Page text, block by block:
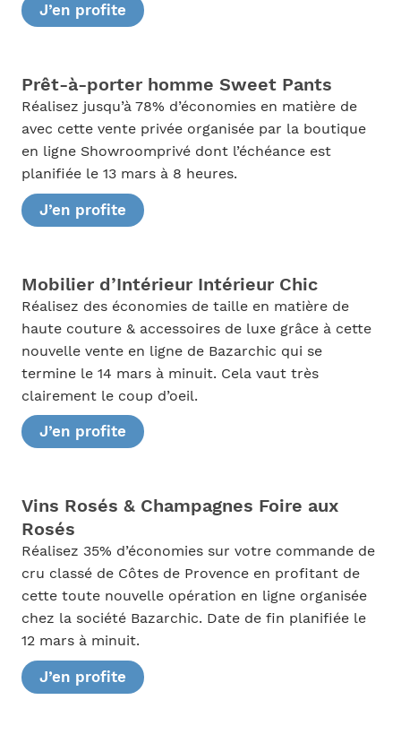
J’en profite
Prêt-à-porter homme Sweet Pants
Réalisez jusqu’à 78% d’économies en matière de
avec cette vente privée organisée par la boutique
en ligne Showroomprivé dont l’échéance est
planifiée le 13 mars à 8 heures.
J’en profite
Mobilier d’Intérieur Intérieur Chic
Réalisez des économies de taille en matière de
haute couture & accessoires de luxe grâce à cette
nouvelle vente en ligne de Bazarchic qui se
termine le 14 mars à minuit. Cela vaut très
clairement le coup d’oeil.
J’en profite
Vins Rosés & Champagnes Foire aux
Rosés
Réalisez 35% d’économies sur votre commande de
cru classé de Côtes de Provence en profitant de
cette toute nouvelle opération en ligne organisée
chez la société Bazarchic. Date de fin planifiée le
12 mars à minuit.
J’en profite